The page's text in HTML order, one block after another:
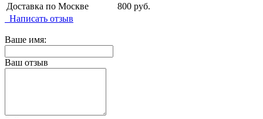
Доставка по Москве
800 руб.
Написать отзыв
Ваше имя:
Ваш отзыв